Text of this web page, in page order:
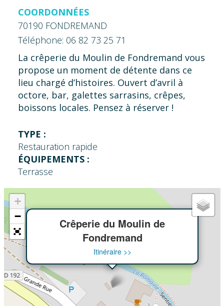
COORDONNÉES
70190 FONDREMAND
Téléphone: 06 82 73 25 71
La crêperie du Moulin de Fondremand vous
propose un moment de détente dans ce
lieu chargé d’histoires. Ouvert d’avril à
octore, bar, galettes sarrasins, crêpes,
boissons locales. Pensez à réserver !
TYPE :
Restauration rapide
ÉQUIPEMENTS :
Terrasse
Crêperie du Moulin de
Fondremand
Itinéraire >>
×
+
−